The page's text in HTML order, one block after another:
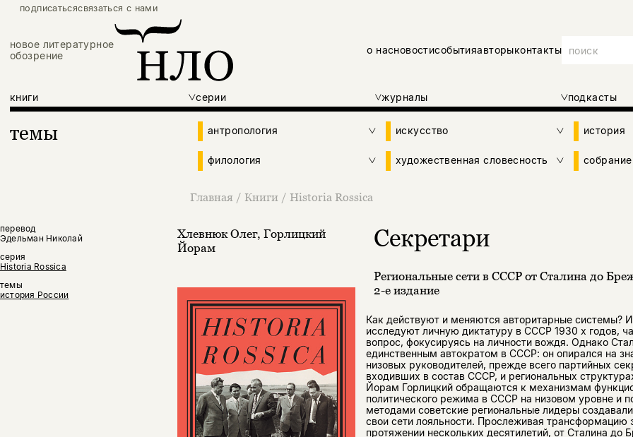
подписатьсясвязаться с нами
новое литературное
обозрение
о насновостисобытияавторыконтакты
книги серии журналы подкасты
темы антропология искусство история
филология художественная словесность
Главная / Книги / Historia Rossica
перевод
Эдельман Николай
серия
Historia Rossica
темы
история России
Хлевнюк Олег, Горлицкий
Йорам
Секретари
Региональные сети в СССР от Сталина до
2-е издание
Как действуют и меняются авторитарные системы?
исследуют личную диктатуру в СССР 1930 х годов,
вопрос, фокусируясь на личности вождя. Однако
единственным автократом в СССР: он опирался на
низовых руководителей, прежде всего партийных
входивших в состав СССР, и региональных
Йорам Горлицкий обращаются к механизмам
политического режима в СССР на низовом уровне и
методами советские региональные лидеры
свои сети лояльности. Прослеживая трансформацию
протяжении нескольких десятилетий, от Сталина до